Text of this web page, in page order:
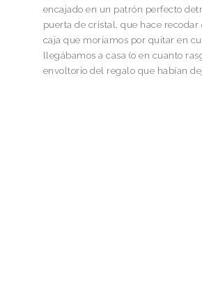
encajado en un patrón perfecto
puerta de cristal, que hace
caja que moríamos por quitar en
llegábamos a casa (o en cuanto
envoltorio del regalo que habían